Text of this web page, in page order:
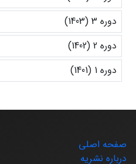
دوره 3 (1403)
دوره 2 (1402)
دوره 1 (1401)
صفحه اصلی
درباره نشریه